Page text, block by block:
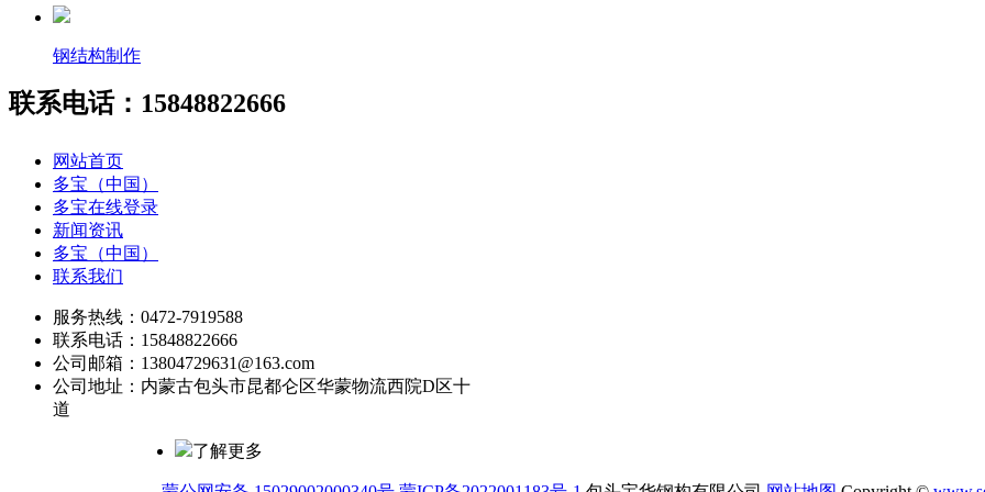
钢结构制作
联系电话：15848822666
网站首页
多宝（中国）
多宝在线登录
新闻资讯
多宝（中国）
联系我们
服务热线：0472-7919588
联系电话：15848822666
公司邮箱：13804729631@163.com
公司地址：内蒙古包头市昆都仑区华蒙物流西院D区十
道
了解更多